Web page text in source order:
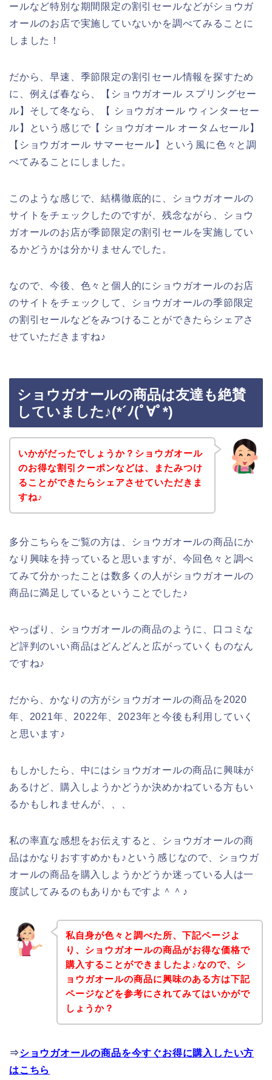
ールなど特別な期間限定の割引セールなどがショウガ
オールのお店で実施していないかを調べてみることに
しました！
だから、早速、季節限定の割引セール情報を探すため
に、例えば春なら、【ショウガオール スプリングセー
ル】そして冬なら、【 ショウガオール ウィンターセー
ル】という感じで【 ショウガオール オータムセール】
【ショウガオール サマーセール】という風に色々と調
べてみることにしました。
このような感じで、結構徹底的に、ショウガオールの
サイトをチェックしたのですが、残念ながら、ショウ
ガオールのお店が季節限定の割引セールを実施してい
るかどうかは分かりませんでした。
なので、今後、色々と個人的にショウガオールのお店
のサイトをチェックして、ショウガオールの季節限定
の割引セールなどをみつけることができたらシェアさ
せていただきますね♪
ショウガオールの商品は友達も絶賛
していました♪(*´ﾉ(ﾟ∀ﾟ*)
いかがだったでしょうか？ショウガオール
のお得な割引クーポンなどは、またみつけ
ることができたらシェアさせていただきま
すね♪
多分こちらをご覧の方は、ショウガオールの商品にか
なり興味を持っていると思いますが、今回色々と調べ
てみて分かったことは数多くの人がショウガオールの
商品に満足しているということでした♪
やっぱり、ショウガオールの商品のように、口コミな
ど評判のいい商品はどんどんと広がっていくものなん
ですね♪
だから、かなりの方がショウガオールの商品を2020
年、2021年、2022年、2023年と今後も利用していく
と思います♪
もしかしたら、中にはショウガオールの商品に興味が
あるけど、購入しようかどうか決めかねている方もい
るかもしれませんが、、、
私の率直な感想をお伝えすると、ショウガオールの商
品はかなりおすすめかも♪という感じなので、ショウガ
オールの商品を購入しようかどうか迷っている人は一
度試してみるのもありかもですよ＾＾♪
私自身が色々と調べた所、下記ページよ
り、ショウガオールの商品がお得な価格で
購入することができましたよ♪なので、シ
ョウガオールの商品に興味のある方は下記
ページなどを参考にされてみてはいかがで
しょうか？
⇒ショウガオールの商品を今すぐお得に購入したい方
はこちら